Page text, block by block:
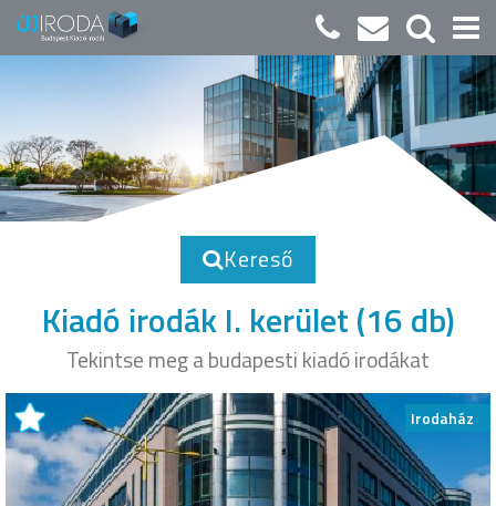
Kereső
Kiadó irodák I. kerület(16 db)
Tekintse meg a budapesti kiadó irodákat
Irodaház